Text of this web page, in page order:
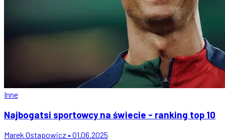
Inne
Najbogatsi sportowcy na świecie - ranking top 10
Marek Ostapowicz • 01.06.2025